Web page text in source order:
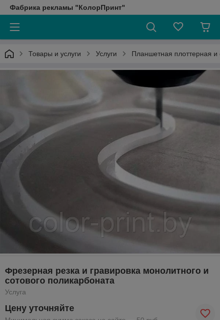
Фабрика рекламы "КолорПринт"
Товары и услуги Услуги Планшетная плоттерная
Фрезерная резка и гравировка монолитного и
сотового поликарбоната
Услуга
Цену уточняйте